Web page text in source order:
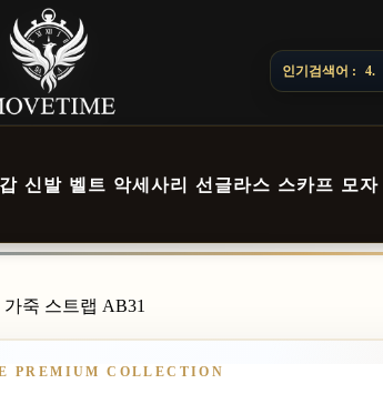
12개가 입고되었습니다. 인기검색어 : 4.
신발 벨트 악세사리 선글라스 스카프 모자
죽 스트랩 AB31
PREMIUM COLLECTION